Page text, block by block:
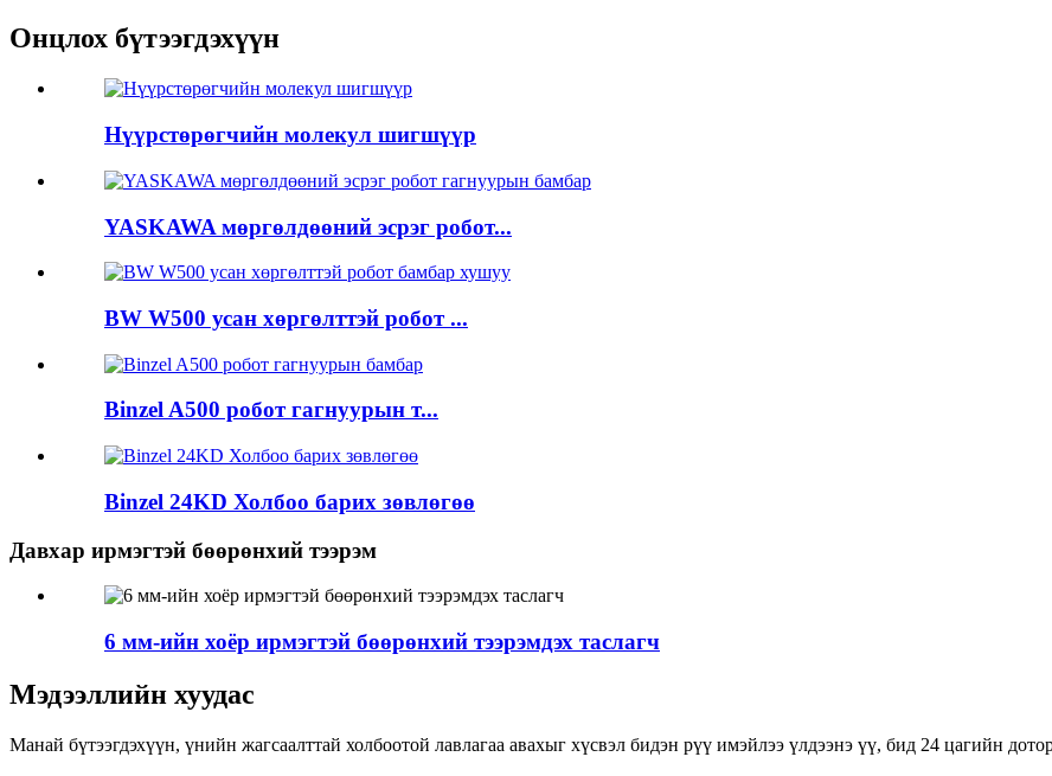
Онцлох бүтээгдэхүүн
Нүүрстөрөгчийн молекул шигшүүр
YASKAWA мөргөлдөөний эсрэг робот...
BW W500 усан хөргөлттэй робот ...
Binzel A500 робот гагнуурын т...
Binzel 24KD Холбоо барих зөвлөгөө
Давхар ирмэгтэй бөөрөнхий тээрэм
6 мм-ийн хоёр ирмэгтэй бөөрөнхий тээрэмдэх таслагч
Мэдээллийн хуудас
Манай бүтээгдэхүүн, үнийн жагсаалттай холбоотой лавлагаа авахыг хүсвэл бидэн рүү имэйлээ үлдээнэ үү, бид 24 цагийн